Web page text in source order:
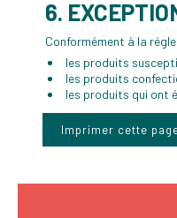
6.
Conformément à la
les produits
les produits
les produits qui ont